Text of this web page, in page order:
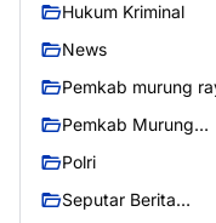
Hukum Kriminal
News
Pemkab murung
Pemkab Murung
Polri
Seputar Berita